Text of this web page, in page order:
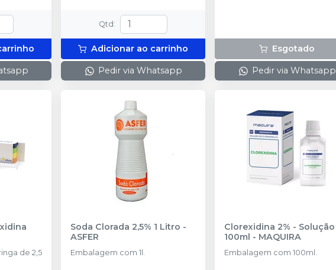
Qtd :
Adicionar ao carrinho
Pedir via Whatsapp
Esgotado
Pedir via Whatsapp
de 2,5
Soda Clorada 2,5% 1 Litro -
ASFER
Embalagem com 1l.
Clorexidina 2% - Solução
100ml - MAQUIRA
Embalagem com 100ml.